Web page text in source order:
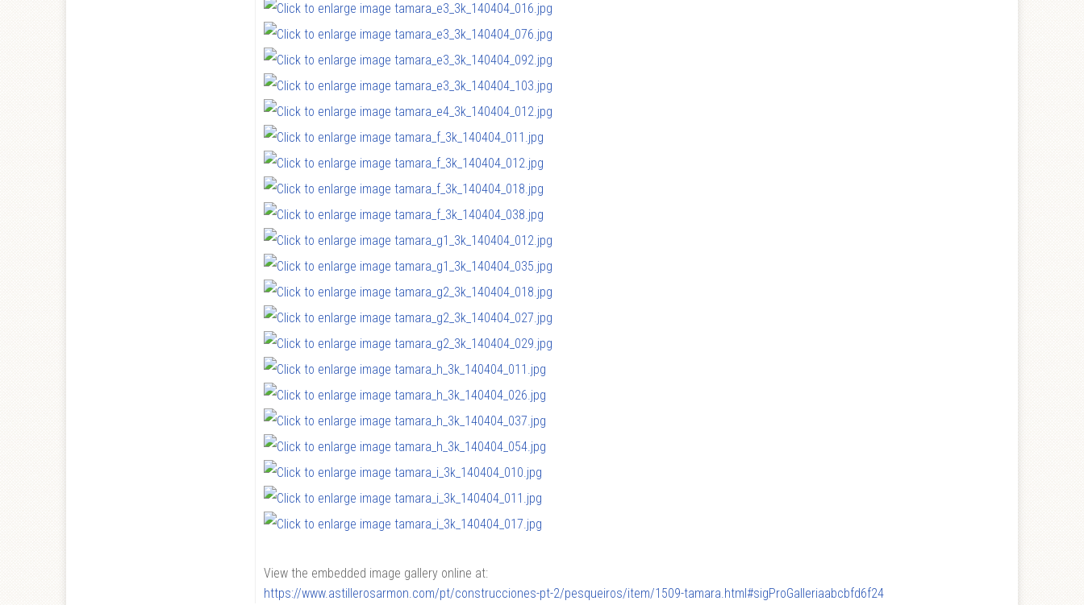
View the embedded image gallery online at:
https://www.astillerosarmon.com/pt/construcciones-pt-2/pesqueiros/item/1509-tamara.html#sigProGalleriaabcbfd6f24